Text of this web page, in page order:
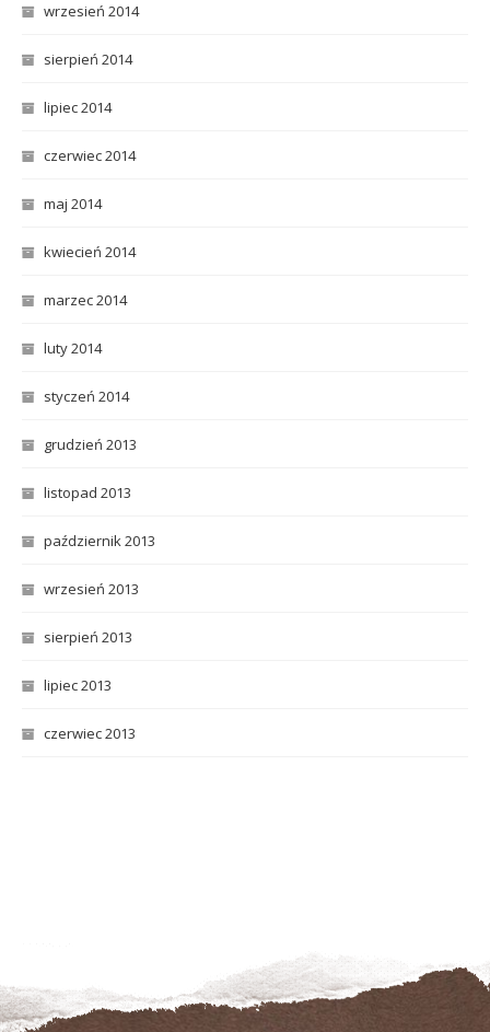
wrzesień 2014
sierpień 2014
lipiec 2014
czerwiec 2014
maj 2014
kwiecień 2014
marzec 2014
luty 2014
styczeń 2014
grudzień 2013
listopad 2013
październik 2013
wrzesień 2013
sierpień 2013
lipiec 2013
czerwiec 2013